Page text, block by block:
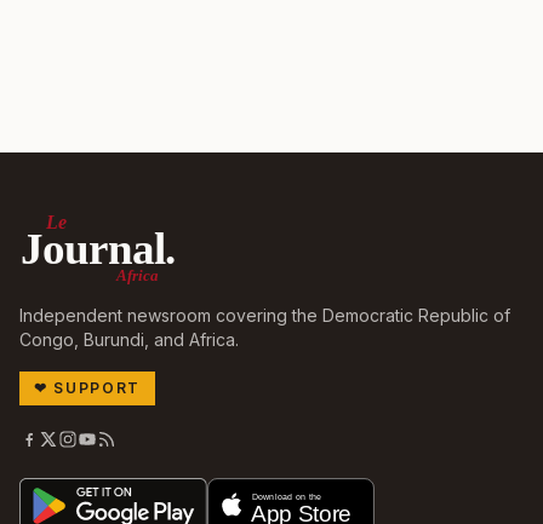
Le
Journal.
Africa
Independent newsroom covering the Democratic Republic of
Congo, Burundi, and Africa.
❤ SUPPORT